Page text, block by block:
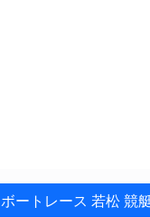
ボートレース 若松 競